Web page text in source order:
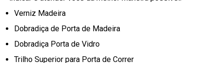
Verniz Madeira
Dobradiça de Porta de Madeira
Dobradiça Porta de Vidro
Trilho Superior para Porta de Correr